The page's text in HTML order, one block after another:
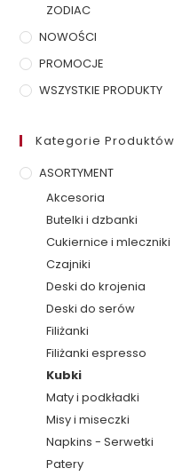
ZODIAC
NOWOŚCI
PROMOCJE
WSZYSTKIE PRODUKTY
Kategorie Produktów
ASORTYMENT
Akcesoria
Butelki i dzbanki
Cukiernice i mleczniki
Czajniki
Deski do krojenia
Deski do serów
Filiżanki
Filiżanki espresso
Kubki
Maty i podkładki
Misy i miseczki
Napkins - Serwetki
Patery